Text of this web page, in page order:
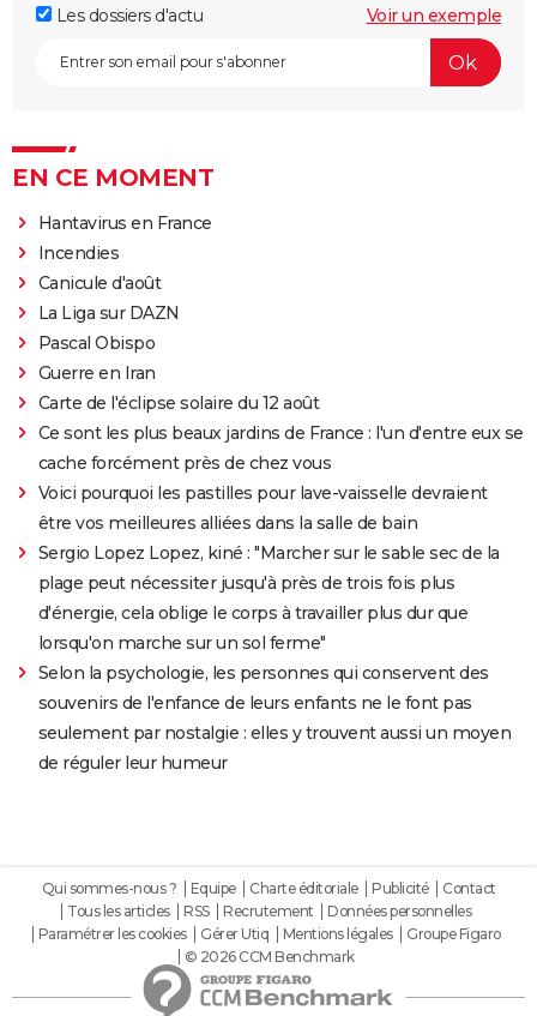
Les dossiers d'actu
Voir un exemple
EN CE MOMENT
Hantavirus en France
Incendies
Canicule d'août
La Liga sur DAZN
Pascal Obispo
Guerre en Iran
Carte de l'éclipse solaire du 12 août
Ce sont les plus beaux jardins de France : l'un d'entre eux se
cache forcément près de chez vous
Voici pourquoi les pastilles pour lave-vaisselle devraient
être vos meilleures alliées dans la salle de bain
Sergio Lopez Lopez, kiné : "Marcher sur le sable sec de la
plage peut nécessiter jusqu'à près de trois fois plus
d'énergie, cela oblige le corps à travailler plus dur que
lorsqu'on marche sur un sol ferme"
Selon la psychologie, les personnes qui conservent des
souvenirs de l'enfance de leurs enfants ne le font pas
seulement par nostalgie : elles y trouvent aussi un moyen
de réguler leur humeur
Qui sommes-nous ? Equipe Charte éditoriale Publicité
Contact
Tous les articles
RSS Recrutement
Données personnelles
Paramétrer les cookies
Gérer Utiq Mentions légales
Groupe Figaro
© 2026 CCM Benchmark